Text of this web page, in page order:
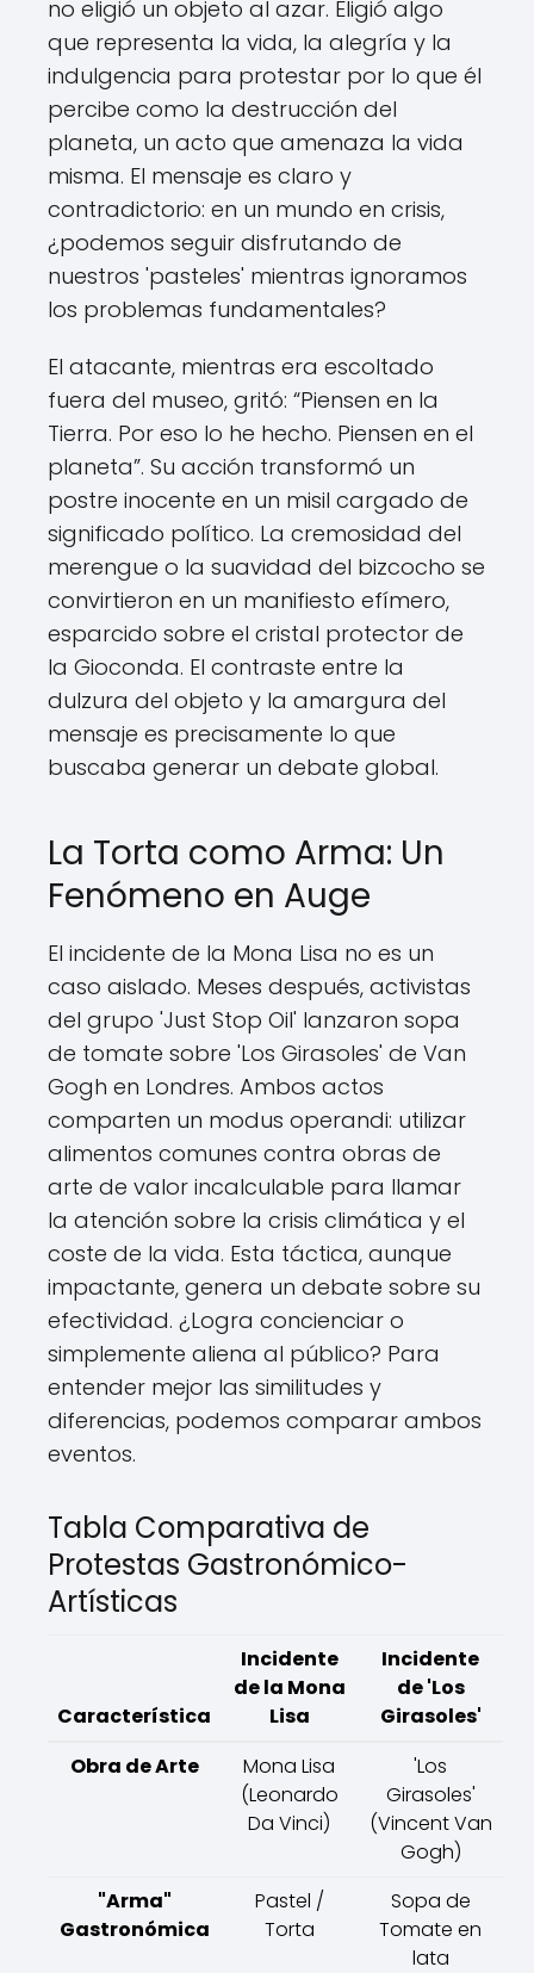
no eligió un objeto al azar. Eligió algo
que representa la vida, la alegría y la
indulgencia para protestar por lo que él
percibe como la destrucción del
planeta, un acto que amenaza la vida
misma. El mensaje es claro y
contradictorio: en un mundo en crisis,
¿podemos seguir disfrutando de
nuestros 'pasteles' mientras ignoramos
los problemas fundamentales?
El atacante, mientras era escoltado
fuera del museo, gritó: “Piensen en la
Tierra. Por eso lo he hecho. Piensen en el
planeta”. Su acción transformó un
postre inocente en un misil cargado de
significado político. La cremosidad del
merengue o la suavidad del bizcocho se
convirtieron en un manifiesto efímero,
esparcido sobre el cristal protector de
la Gioconda. El contraste entre la
dulzura del objeto y la amargura del
mensaje es precisamente lo que
buscaba generar un debate global.
La Torta como Arma: Un
Fenómeno en Auge
El incidente de la Mona Lisa no es un
caso aislado. Meses después, activistas
del grupo 'Just Stop Oil' lanzaron sopa
de tomate sobre 'Los Girasoles' de Van
Gogh en Londres. Ambos actos
comparten un modus operandi: utilizar
alimentos comunes contra obras de
arte de valor incalculable para llamar
la atención sobre la crisis climática y el
coste de la vida. Esta táctica, aunque
impactante, genera un debate sobre su
efectividad. ¿Logra concienciar o
simplemente aliena al público? Para
entender mejor las similitudes y
diferencias, podemos comparar ambos
eventos.
Tabla Comparativa de
Protestas Gastronómico-
Artísticas
Característica
Incidente
de la Mona
Lisa
Incidente
de 'Los
Girasoles'
Obra de Arte
Mona Lisa
(Leonardo
Da Vinci)
'Los
Girasoles'
(Vincent Van
Gogh)
"Arma"
Gastronómica
Pastel /
Torta
Sopa de
Tomate en
lata